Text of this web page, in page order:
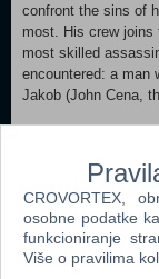
confront the sins of
most. His crew joins
most skilled
encountered: a man
Jakob (John Cena,
FILM NA
Popularno
CROVORTEX,
osobne podatke
funkcioniranje
Više o pravilima